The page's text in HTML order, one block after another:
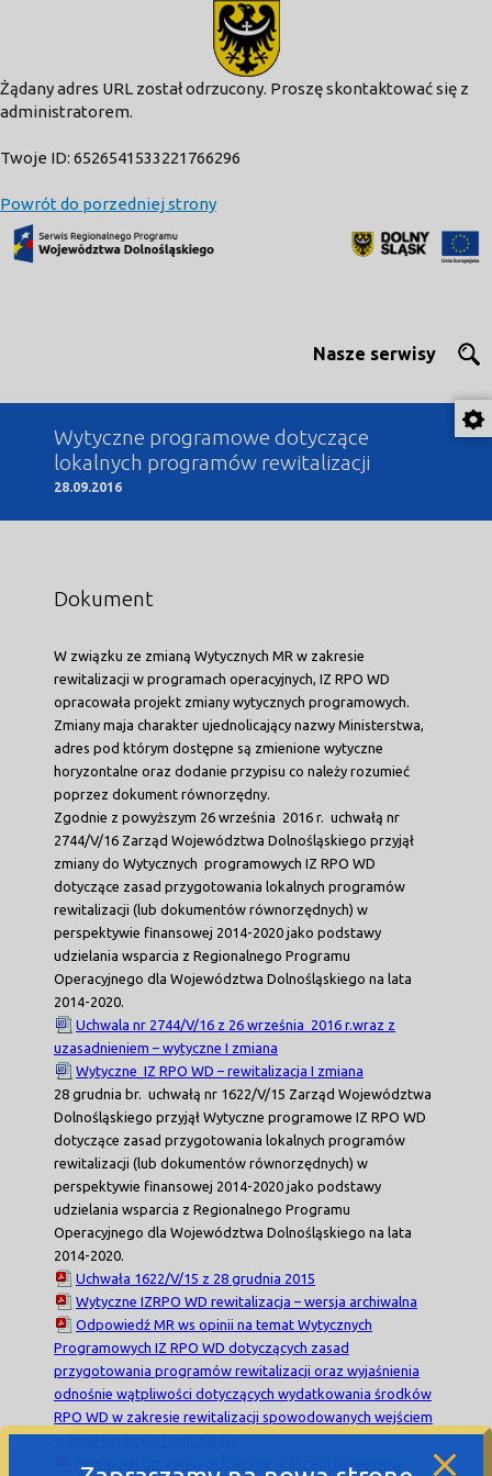
Żądany adres URL został odrzucony. Proszę skontaktować się z
administratorem.
Twoje ID: 6526541533221766296
Powrót do porzedniej strony
Nasze serwisy
Wytyczne programowe dotyczące
lokalnych programów rewitalizacji
28.09.2016
Dokument
W związku ze zmianą Wytycznych MR w zakresie
rewitalizacji w programach operacyjnych, IZ RPO WD
opracowała projekt zmiany wytycznych programowych.
Zmiany maja charakter ujednolicający nazwy Ministerstwa,
adres pod którym dostępne są zmienione wytyczne
horyzontalne oraz dodanie przypisu co należy rozumieć
poprzez dokument równorzędny.
Zgodnie z powyższym 26 września 2016 r. uchwałą nr
2744/V/16 Zarząd Województwa Dolnośląskiego przyjął
zmiany do Wytycznych programowych IZ RPO WD
dotyczące zasad przygotowania lokalnych programów
rewitalizacji (lub dokumentów równorzędnych) w
perspektywie finansowej 2014-2020 jako podstawy
udzielania wsparcia z Regionalnego Programu
Operacyjnego dla Województwa Dolnośląskiego na lata
2014-2020.
Uchwala nr 2744/V/16 z 26 września 2016 r.wraz z
uzasadnieniem – wytyczne I zmiana
Wytyczne_IZ RPO WD – rewitalizacja I zmiana
28 grudnia br. uchwałą nr 1622/V/15 Zarząd Województwa
Dolnośląskiego przyjął Wytyczne programowe IZ RPO WD
dotyczące zasad przygotowania lokalnych programów
rewitalizacji (lub dokumentów równorzędnych) w
perspektywie finansowej 2014-2020 jako podstawy
udzielania wsparcia z Regionalnego Programu
Operacyjnego dla Województwa Dolnośląskiego na lata
2014-2020.
Uchwała 1622/V/15 z 28 grudnia 2015
Wytyczne IZRPO WD rewitalizacja – wersja archiwalna
Odpowiedź MR ws opinii na temat Wytycznych
Programowych IZ RPO WD dotyczących zasad
przygotowania programów rewitalizacji oraz wyjaśnienia
odnośnie wątpliwości dotyczących wydatkowania środków
RPO WD w zakresie rewitalizacji spowodowanych wejściem
w życie ustawy o rewitalizacji
modal-check